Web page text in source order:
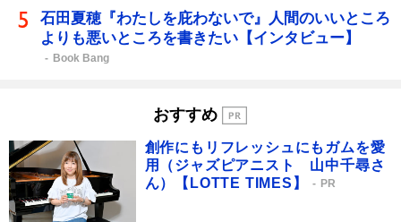
石田夏穂『わたしを庇わないで』人間のいいところ
よりも悪いところを書きたい【インタビュー】
Book Bang
おすすめ
創作にもリフレッシュにもガムを愛
用（ジャズピアニスト 山中千尋さ
ん）【LOTTE TIMES】
PR